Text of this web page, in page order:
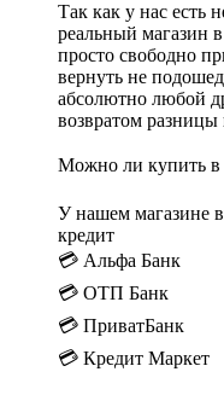
Так как у нас есть
реальный магазин
просто свободно
вернуть не
абсолютно любой
возвратом
Можно ли купить в
У нашем магазине
кредит
💳 Альфа Банк
💳 ОТП
💳 ПриватБанк
💳 Кредит Маркет